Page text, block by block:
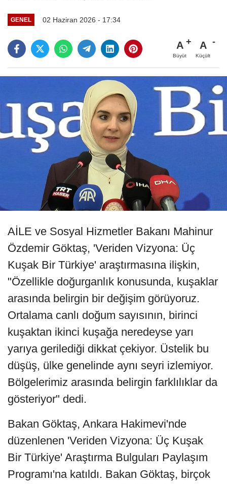
GENEL 02 Haziran 2026 - 17:34
A
Büyüt
A
Küçült
AİLE ve Sosyal Hizmetler Bakanı Mahinur
Özdemir Göktaş, 'Veriden Vizyona: Üç
Kuşak Bir Türkiye' araştırmasına ilişkin,
"Özellikle doğurganlık konusunda, kuşaklar
arasında belirgin bir değişim görüyoruz.
Ortalama canlı doğum sayısının, birinci
kuşaktan ikinci kuşağa neredeyse yarı
yarıya gerilediği dikkat çekiyor. Üstelik bu
düşüş, ülke genelinde aynı seyri izlemiyor.
Bölgelerimiz arasında belirgin farklılıklar da
gösteriyor" dedi.
Bakan Göktaş, Ankara Hakimevi'nde
düzenlenen 'Veriden Vizyona: Üç Kuşak
Bir Türkiye' Araştırma Bulguları Paylaşım
Programı'na katıldı. Bakan Göktaş, birçok